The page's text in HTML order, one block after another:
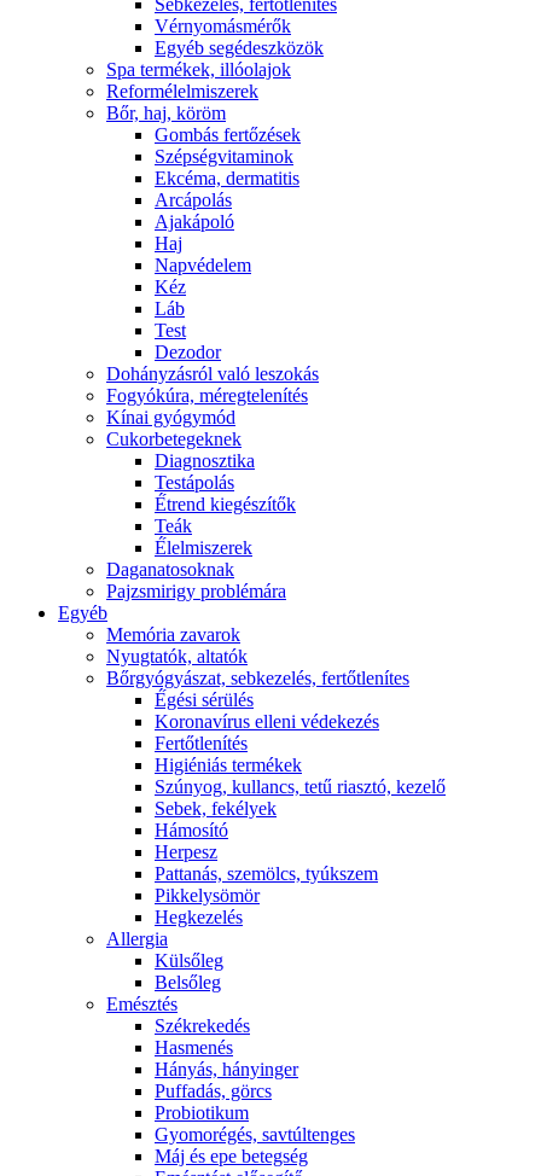
Sebkezelés, fertőtlenítés
Vérnyomásmérők
Egyéb segédeszközök
Spa termékek, illóolajok
Reformélelmiszerek
Bőr, haj, köröm
Gombás fertőzések
Szépségvitaminok
Ekcéma, dermatitis
Arcápolás
Ajakápoló
Haj
Napvédelem
Kéz
Láb
Test
Dezodor
Dohányzásról való leszokás
Fogyókúra, méregtelenítés
Kínai gyógymód
Cukorbetegeknek
Diagnosztika
Testápolás
É́trend kiegészítők
Teák
É́lelmiszerek
Daganatosoknak
Pajzsmirigy problémára
Egyéb
Memória zavarok
Nyugtatók, altatók
Bőrgyógyászat, sebkezelés, fertőtlenítes
É́gési sérülés
Koronavírus elleni védekezés
Fertőtlenítés
Higiéniás termékek
Szúnyog, kullancs, tetű riasztó, kezelő
Sebek, fekélyek
Hámosító
Herpesz
Pattanás, szemölcs, tyúkszem
Pikkelysömör
Hegkezelés
Allergia
Külsőleg
Belsőleg
Emésztés
Székrekedés
Hasmenés
Hányás, hányinger
Puffadás, görcs
Probiotikum
Gyomorégés, savtúltenges
Máj és epe betegség